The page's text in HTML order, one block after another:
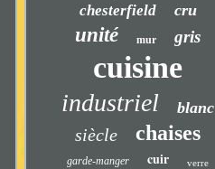
chesterfield cru
unité mur gris
cuisine
industriel blanc
siècle chaises
garde-manger cuir verre